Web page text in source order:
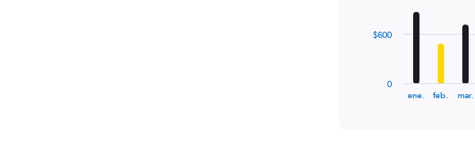
The
ene. feb. mar.
0
$600